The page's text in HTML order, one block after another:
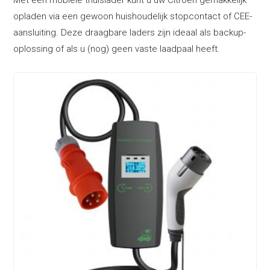
opladen via een gewoon huishoudelijk stopcontact of CEE-
aansluiting. Deze draagbare laders zijn ideaal als backup-
oplossing of als u (nog) geen vaste laadpaal heeft.